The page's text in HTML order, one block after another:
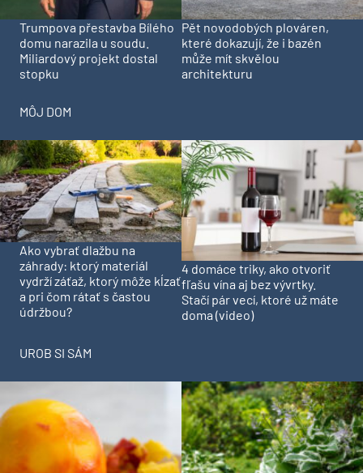
Trumpova přestavba Bílého
domu narazila u soudu.
Miliardový projekt dostal
stopku
Pět novodobých plováren,
které dokazují, že i bazén
může mít skvělou
architekturu
MÔJ DOM
Ako vybrať dlažbu na
záhrady: ktorý materiál
vydrží záťaž, ktorý môže kĺzať
a pri čom rátať s častou
údržbou?
4 domáce triky, ako otvoriť
fľašu vína aj bez vývrtky.
Stačí pár vecí, ktoré už máte
doma (video)
UROB SI SÁM